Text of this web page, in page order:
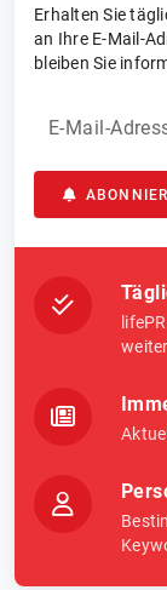
Erhalten Sie
an Ihre E-Mail-
bleiben Sie
E-Mail-